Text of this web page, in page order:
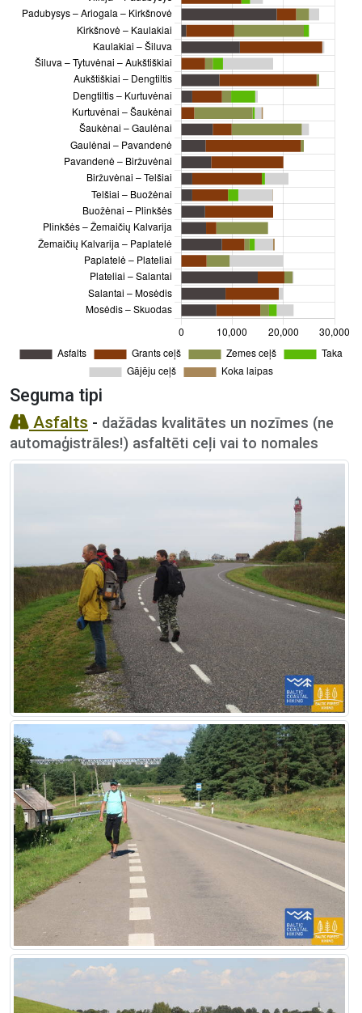
Seguma tipi
Asfalts - dažādas kvalitātes un nozīmes (ne
automaģistrāles!) asfaltēti ceļi vai to nomales